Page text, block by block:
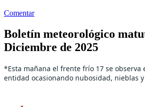
Comentar
Boletín meteorológico
Diciembre de 2025
*Esta mañana el frente frío 17 se observa
entidad ocasionando nubosidad, nieblas